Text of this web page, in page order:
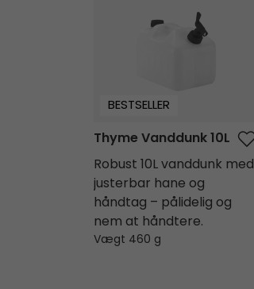
BESTSELLER
Thyme Vanddunk 10L
Robust 10L vanddunk med
justerbar hane og
håndtag – pålidelig og
nem at håndtere.
Vægt 460 g